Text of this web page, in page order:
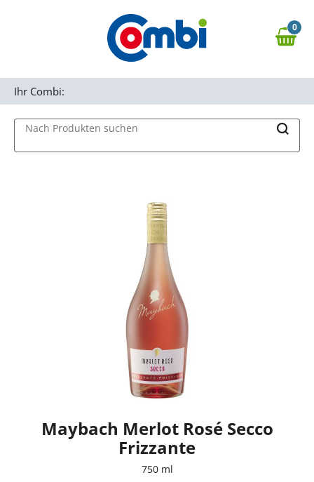
Zur Navigation springen
0,00 €
0
Nach Produkten suchen
Ihr Combi:
Maybach Merlot Rosé Secco
Frizzante
750 ml